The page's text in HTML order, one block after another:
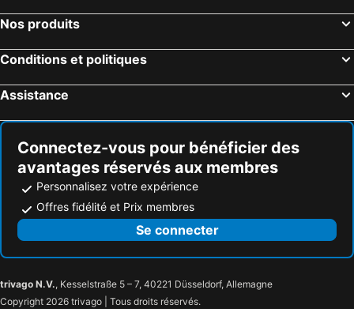
Nos produits
Conditions et politiques
Assistance
Connectez-vous pour bénéficier des
avantages réservés aux membres
Personnalisez votre expérience
Offres fidélité et Prix membres
Se connecter
trivago N.V., Kesselstraße 5 – 7, 40221 Düsseldorf, Allemagne
Copyright 2026 trivago | Tous droits réservés.